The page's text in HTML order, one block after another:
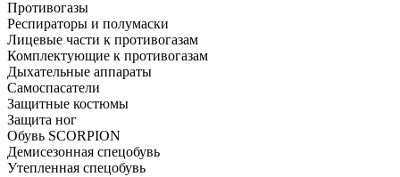
Противогазы
Респираторы и полумаски
Лицевые части к противогазам
Комплектующие к противогазам
Дыхательные аппараты
Самоспасатели
Защитные костюмы
Защита ног
Обувь SCORPION
Демисезонная спецобувь
Утепленная спецобувь